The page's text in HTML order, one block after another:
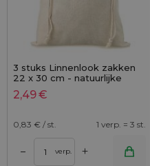
3 stuks Linnenlook zakken
22 x 30 cm - natuurlijke
kleur
2,49€
0,83 € / st. 1 verp. = 3 st.
– verp. +